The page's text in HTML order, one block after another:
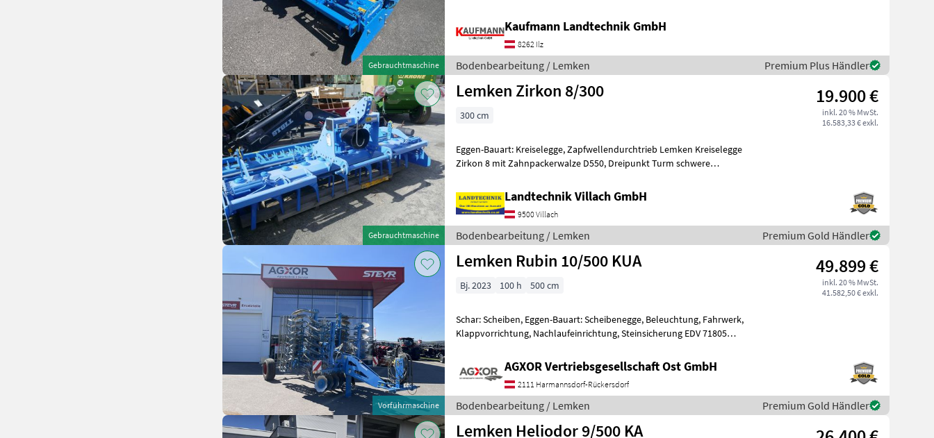
Gebrauchtmaschine
Kaufmann Landtechnik GmbH
8262 Ilz
Bodenbearbeitung / Lemken Premium Plus Händler
Gebrauchtmaschine
Lemken Zirkon 8/300 19.900 €
inkl. 20 % MwSt.
16.583,33 € exkl.
300 cm
Eggen-Bauart: Kreiselegge, Zapfwellendurchtrieb Lemken Kreiselegge
Zirkon 8 mit Zahnpackerwalze D550, Dreipunkt Turm schwere
Landtechnik Villach GmbH
9500 Villach
Bodenbearbeitung / Lemken Premium Gold Händler
Vorführmaschine
Lemken Rubin 10/500 KUA 49.899 €
inkl. 20 % MwSt.
41.582,50 € exkl.
Bj. 2023 100 h 500 cm
Schar: Scheiben, Eggen-Bauart: Scheibenegge, Beleuchtung, Fahrwerk,
Klappvorrichtung, Nachlaufeinrichtung, Steinsicherung EDV 71805
AGXOR Vertriebsgesellschaft Ost GmbH
2111 Harmannsdorf-Rückersdorf
Bodenbearbeitung / Lemken Premium Gold Händler
Lemken Heliodor 9/500 KA